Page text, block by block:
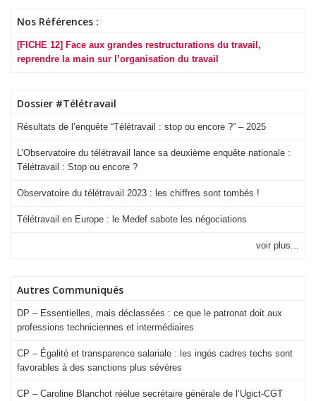
Nos Références :
[FICHE 12] Face aux grandes restructurations du travail,
reprendre la main sur l’organisation du travail
Dossier #Télétravail
Résultats de l’enquête “Télétravail : stop ou encore ?” – 2025
L’Observatoire du télétravail lance sa deuxième enquête nationale :
Télétravail : Stop ou encore ?
Observatoire du télétravail 2023 : les chiffres sont tombés !
Télétravail en Europe : le Medef sabote les négociations
voir plus...
Autres Communiqués
DP – Essentielles, mais déclassées : ce que le patronat doit aux
professions techniciennes et intermédiaires
CP – Égalité et transparence salariale : les ingés cadres techs sont
favorables à des sanctions plus sévères
CP – Caroline Blanchot réélue secrétaire générale de l’Ugict-CGT